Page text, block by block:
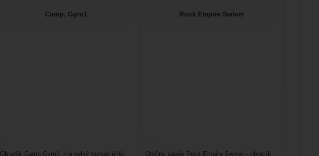
Camp. Gyro1
Obratlík Camp Gyro1: má velký rozsah úhlů,
Rock Empire Swivel
Otočný závěs Rock Empire Swivel – obratlík,